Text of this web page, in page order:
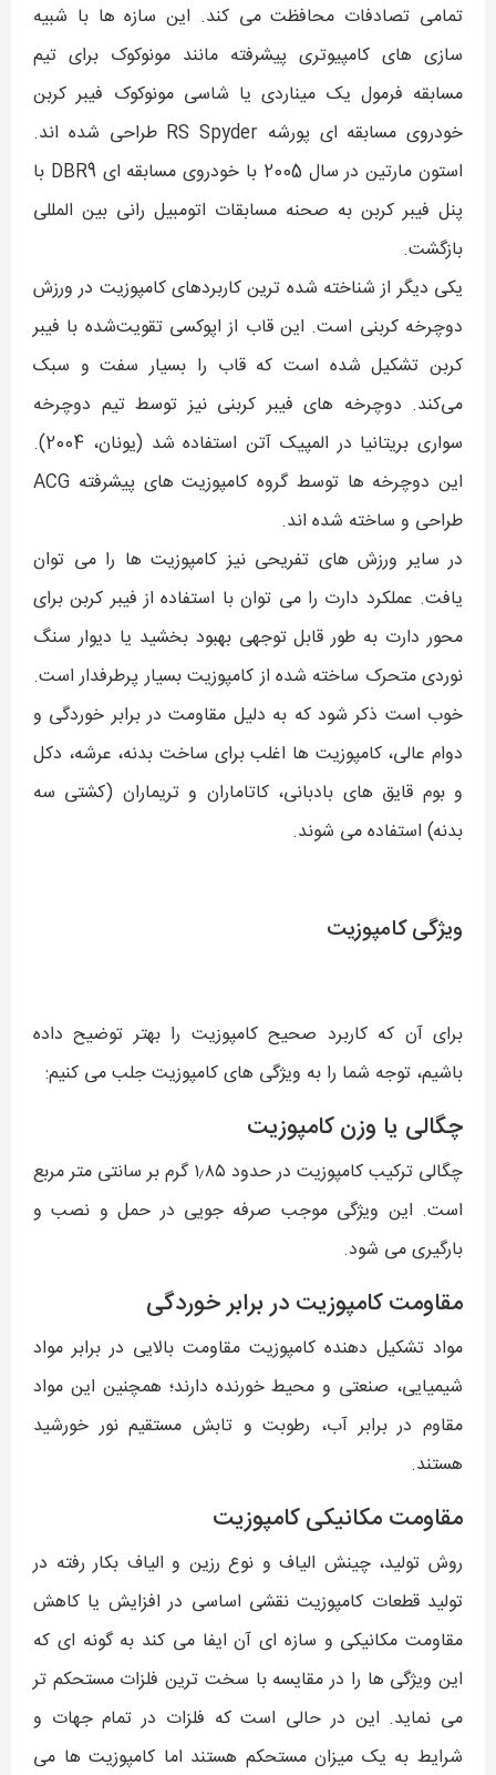
تمامی تصادفات محافظت می کند. این سازه ها با شبیه
سازی های کامپیوتری پیشرفته مانند مونوکوک برای تیم
مسابقه فرمول یک میناردی یا شاسی مونوکوک فیبر کربن
خودروی مسابقه ای پورشه RS Spyder طراحی شده اند.
استون مارتین در سال 2005 با خودروی مسابقه ای DBR9 با
پنل فیبر کربن به صحنه مسابقات اتومبیل رانی بین المللی
بازگشت.
یکی دیگر از شناخته شده ترین کاربردهای کامپوزیت در ورزش
دوچرخه کربنی است. این قاب از اپوکسی تقویت‌شده با فیبر
کربن تشکیل شده است که قاب را بسیار سفت و سبک
می‌کند. دوچرخه های فیبر کربنی نیز توسط تیم دوچرخه
سواری بریتانیا در المپیک آتن استفاده شد (یونان، 2004).
این دوچرخه ها توسط گروه کامپوزیت های پیشرفته ACG
طراحی و ساخته شده اند.
در سایر ورزش های تفریحی نیز کامپوزیت ها را می توان
یافت. عملکرد دارت را می توان با استفاده از فیبر کربن برای
محور دارت به طور قابل توجهی بهبود بخشید یا دیوار سنگ
نوردی متحرک ساخته شده از کامپوزیت بسیار پرطرفدار است.
خوب است ذکر شود که به دلیل مقاومت در برابر خوردگی و
دوام عالی، کامپوزیت ها اغلب برای ساخت بدنه، عرشه، دکل
و بوم قایق های بادبانی، کاتاماران و تریماران (کشتی سه
بدنه) استفاده می شوند.
ویژگی کامپوزیت
برای آن که کاربرد صحیح کامپوزیت را بهتر توضیح داده
باشیم، توجه شما را به ویژگی های کامپوزیت جلب می کنیم:
چگالی یا وزن کامپوزیت
چگالی ترکیب کامپوزیت در حدود ۱٫۸۵ گرم بر سانتی متر مربع
است. این ویژگی موجب صرفه جویی در حمل و نصب و
بارگیری می شود.
مقاومت کامپوزیت در برابر خوردگی
مواد تشکیل دهنده کامپوزیت مقاومت بالایی در برابر مواد
شیمیایی، صنعتی و محیط خورنده دارند؛ همچنین این مواد
مقاوم در برابر آب، رطوبت و تابش مستقیم نور خورشید
هستند.
مقاومت مکانیکی کامپوزیت
روش تولید، چینش الیاف و نوع رزین و الیاف بکار رفته در
تولید قطعات کامپوزیت نقشی اساسی در افزایش یا کاهش
مقاومت مکانیکی و سازه ای آن ایفا می کند به گونه ای که
این ویژگی ها را در مقایسه با سخت ترین فلزات مستحکم تر
می نماید. این در حالی است که فلزات در تمام جهات و
شرایط به یک میزان مستحکم هستند اما کامپوزیت ها می